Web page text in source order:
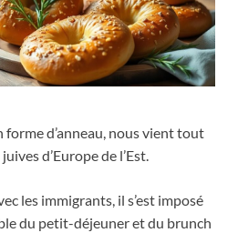
forme d’anneau, nous vient tout
d’Europe de l’Est.
les immigrants, il s’est imposé
du petit-déjeuner et du brunch